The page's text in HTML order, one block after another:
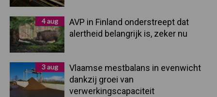
4 aug
AVP in Finland onderstreept dat
alertheid belangrijk is, zeker nu
3 aug
Vlaamse mestbalans in evenwicht
dankzij groei van
verwerkingscapaciteit